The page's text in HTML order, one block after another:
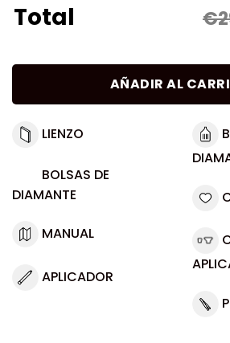
Total
AÑADIR AL
LIENZO
BOLSAS DE
DIAMANTE
MANUAL
APLICADOR